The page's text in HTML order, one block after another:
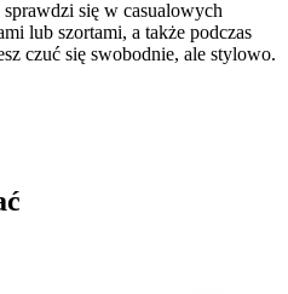
się w casualowych
lub szortami, a także podczas
czuć się swobodnie, ale stylowo.